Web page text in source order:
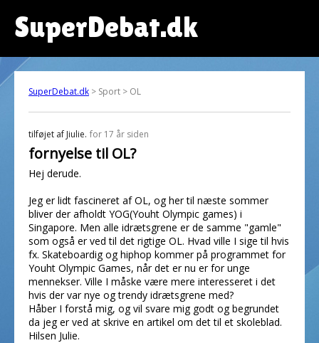
SuperDebat.dk
SuperDebat.dk > Sport > OL
tilføjet af Jiulie. for 17 år siden
fornyelse til OL?
Hej derude.
Jeg er lidt fascineret af OL, og her til næste sommer
bliver der afholdt YOG(Youht Olympic games) i
Singapore. Men alle idrætsgrene er de samme "gamle"
som også er ved til det rigtige OL. Hvad ville I sige til hvis
fx. Skateboardig og hiphop kommer på programmet for
Youht Olympic Games, når det er nu er for unge
mennekser. Ville I måske være mere interesseret i det
hvis der var nye og trendy idrætsgrene med?
Håber I forstå mig, og vil svare mig godt og begrundet
da jeg er ved at skrive en artikel om det til et skoleblad.
Hilsen Julie.